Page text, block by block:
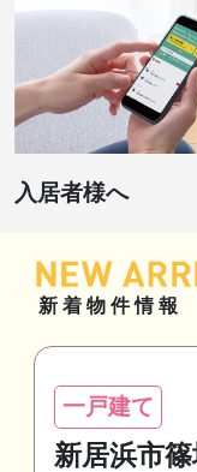
入居者様へ
新着物件情報
一戸建て
新居浜市